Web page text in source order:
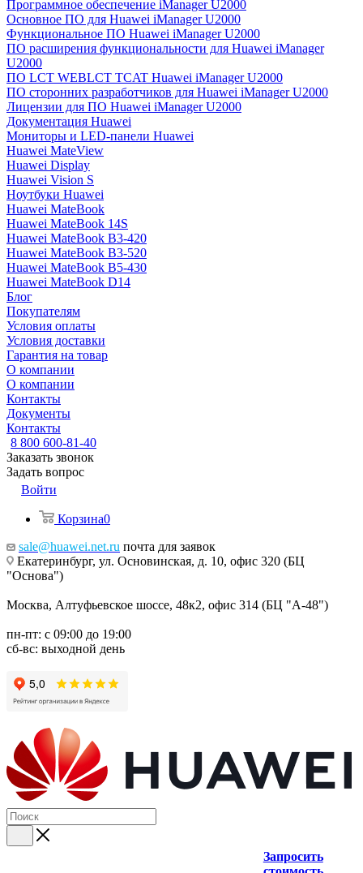
Программное обеспечение iManager U2000
Основное ПО для Huawei iManager U2000
Функциональное ПО Huawei iManager U2000
ПО расширения функциональности для Huawei iManager
U2000
ПО LCT WEBLCT TCAT Huawei iManager U2000
ПО сторонних разработчиков для Huawei iManager U2000
Лицензии для ПО Huawei iManager U2000
Документация Huawei
Мониторы и LED-панели Huawei
Huawei MateView
Huawei Display
Huawei Vision S
Ноутбуки Huawei
Huawei MateBook
Huawei MateBook 14S
Huawei MateBook B3-420
Huawei MateBook B3-520
Huawei MateBook B5-430
Huawei MateBook D14
Блог
Покупателям
Условия оплаты
Условия доставки
Гарантия на товар
О компании
О компании
Контакты
Документы
Контакты
8 800 600-81-40
Заказать звонок
Задать вопрос
Войти
Корзина0
sale@huawei.net.ru почта для заявок
Екатеринбург, ул. Основинская, д. 10, офис 320 (БЦ
"Основа")
Москва, Алтуфьевское шоссе, 48к2, офис 314 (БЦ "А-48")
пн-пт: с 09:00 до 19:00
сб-вс: выходной день
Запросить